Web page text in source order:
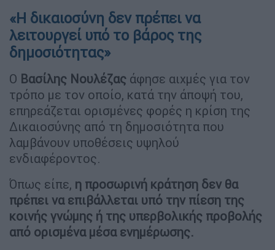
«Η δικαιοσύνη δεν πρέπει να
λειτουργεί υπό το βάρος της
δημοσιότητας»
Ο Βασίλης Νουλέζας άφησε αιχμές για τον
τρόπο με τον οποίο, κατά την άποψή του,
επηρεάζεται ορισμένες φορές η κρίση της
Δικαιοσύνης από τη δημοσιότητα που
λαμβάνουν υποθέσεις υψηλού
ενδιαφέροντος.
Όπως είπε, η προσωρινή κράτηση δεν θα
πρέπει να επιβάλλεται υπό την πίεση της
κοινής γνώμης ή της υπερβολικής προβολής
από ορισμένα μέσα ενημέρωσης.